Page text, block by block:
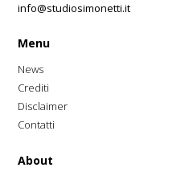
info@studiosimonetti.it
Menu
News
Crediti
Disclaimer
Contatti
About